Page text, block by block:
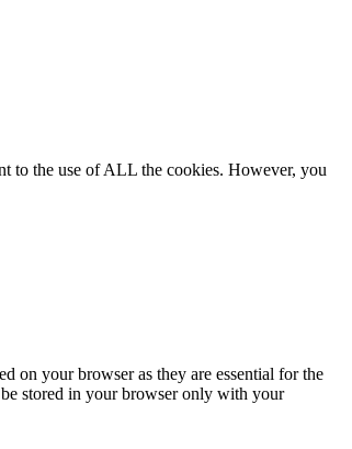
to the use of ALL the cookies. However, you
on your browser as they are essential for the
stored in your browser only with your